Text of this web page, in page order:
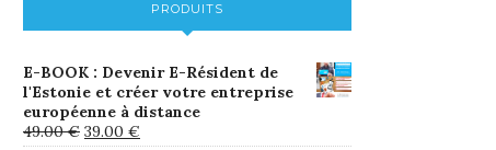
PRODUITS
E-BOOK : Devenir E-Résident de
l'Estonie et créer votre entreprise
européenne à distance
49.00€ 39.00 €